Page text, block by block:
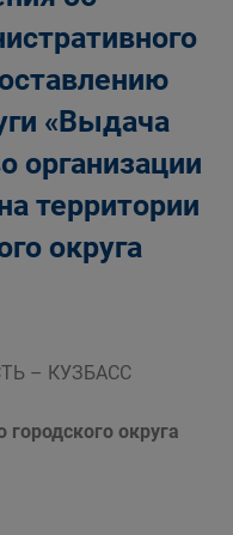
«Выдача
организации
территории
округа
– КУЗБАСС
округа